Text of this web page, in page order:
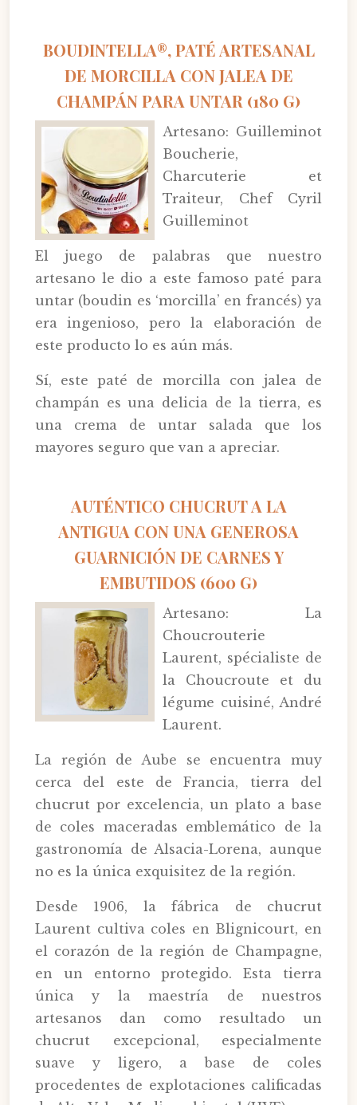
BOUDINTELLA®, PATÉ ARTESANAL
DE MORCILLA CON JALEA DE
CHAMPÁN PARA UNTAR (180 G)
Artesano: Guilleminot
Boucherie,
Charcuterie et
Traiteur, Chef Cyril
Guilleminot
El juego de palabras que nuestro
artesano le dio a este famoso paté para
untar (boudin es ‘morcilla’ en francés) ya
era ingenioso, pero la elaboración de
este producto lo es aún más.
Sí, este paté de morcilla con jalea de
champán es una delicia de la tierra, es
una crema de untar salada que los
mayores seguro que van a apreciar.
AUTÉNTICO CHUCRUT A LA
ANTIGUA CON UNA GENEROSA
GUARNICIÓN DE CARNES Y
EMBUTIDOS (600 G)
Artesano: La
Choucrouterie
Laurent, spécialiste de
la Choucroute et du
légume cuisiné, André
Laurent.
La región de Aube se encuentra muy
cerca del este de Francia, tierra del
chucrut por excelencia, un plato a base
de coles maceradas emblemático de la
gastronomía de Alsacia-Lorena, aunque
no es la única exquisitez de la región.
Desde 1906, la fábrica de chucrut
Laurent cultiva coles en Blignicourt, en
el corazón de la región de Champagne,
en un entorno protegido. Esta tierra
única y la maestría de nuestros
artesanos dan como resultado un
chucrut excepcional, especialmente
suave y ligero, a base de coles
procedentes de explotaciones calificadas